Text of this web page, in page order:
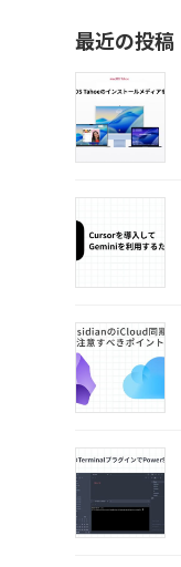
最近の投稿